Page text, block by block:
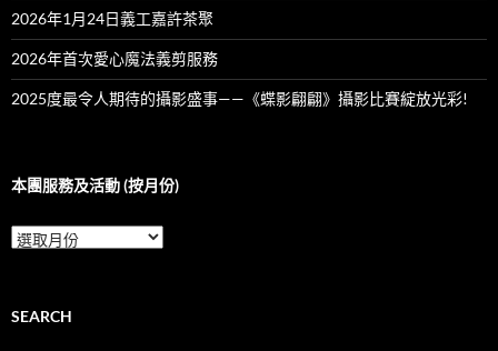
2026年1月24日義工嘉許茶聚
2026年首次愛心魔法義剪服務
2025度最令人期待的攝影盛事——《蝶影翩翩》攝影比賽綻放光彩!
本團服務及活動 (按月份)
本
團
及
SEARCH